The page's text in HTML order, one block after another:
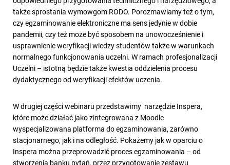
także sprostania wymowgom RODO. Porozmawiamy też o tym,
czy egzaminowanie elektroniczne ma sens jedynie w dobie
pandemii, czy też może być sposobem na unowocześnienie i
usprawnienie weryfikacji wiedzy studentów także w warunkach
normalnego funkcjonowania uczelni. W ramach profesjonalizacji
Uczelni – istotną będzie także kwestia oddzielenia procesu
dydaktycznego od weryfikacji efektów uczenia.
W drugiej części webinaru przedstawimy narzędzie Inspera,
które może działać jako zintegrowana z Moodle
wyspecjalizowana platforma do egzaminowania, zarówno
stacjonarnego, jak i na odległość. Pokażemy jak w oparciu o
Inspera można przeprowadzić proces egzaminowania – od
stworzenia banku pytań, przez przygotowanie zestawu